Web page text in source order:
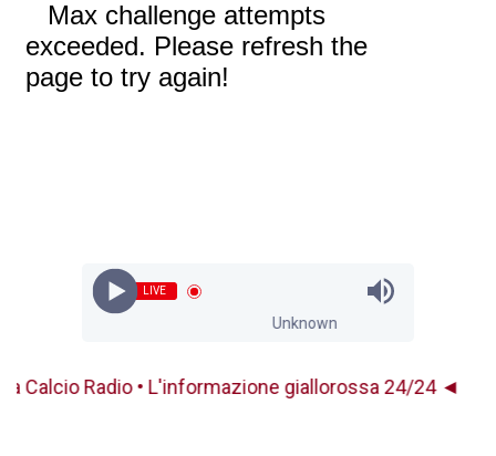
LIVE
Unknown
Radio • L'informazione giallorossa 24/24 ◄